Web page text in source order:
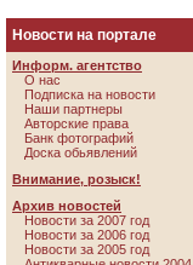
Новости на портале
Информ. агентство
О нас
Подписка на новости
Наши партнеры
Авторские права
Банк фотографий
Доска обьявлений
Внимание, розыск!
Архив новостей
Новости за 2007 год
Новости за 2006 год
Новости за 2005 год